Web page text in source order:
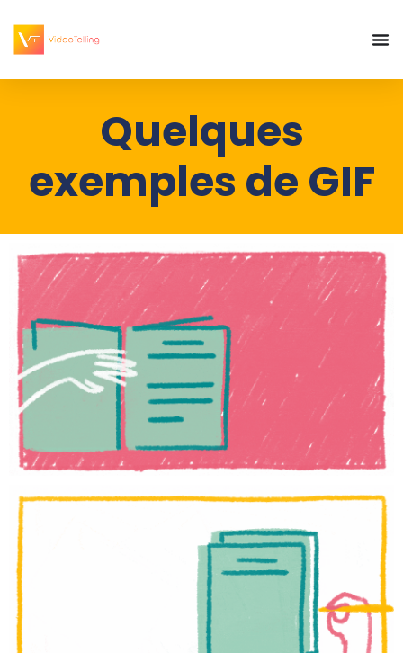
Quelques
exemples de GIF